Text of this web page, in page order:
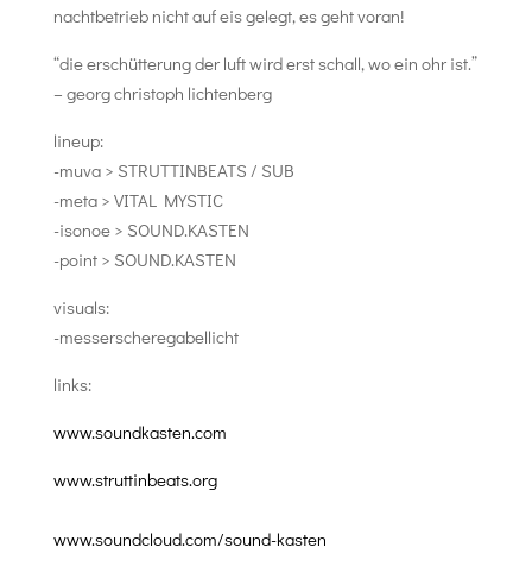
nachtbetrieb nicht auf eis gelegt, es geht voran!
“die erschütterung der luft wird erst schall, wo ein ohr ist.”
– georg christoph lichtenberg
lineup:
-muva > STRUTTINBEATS / SUB
-meta > VITAL MYSTIC
-isonoe > SOUND.KASTEN
-point > SOUND.KASTEN
visuals:
-messerscheregabellicht
links:
www.soundkasten.com
www.struttinbeats.org
www.soundcloud.com/sound-kasten